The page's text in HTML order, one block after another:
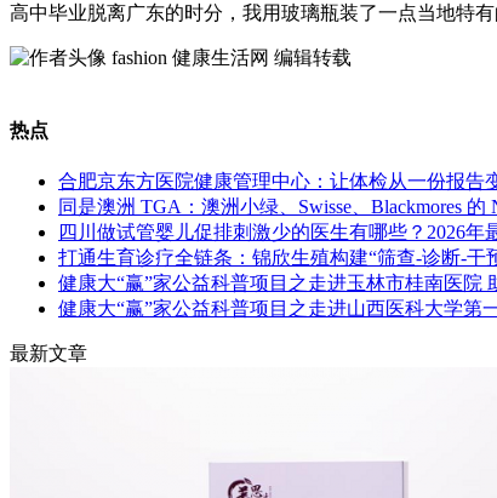
高中毕业脱离广东的时分，我用玻璃瓶装了一点当地特
fashion 健康生活网 编辑转载
热点
合肥京东方医院健康管理中心：让体检从一份报告
同是澳洲 TGA：澳洲小绿、Swisse、Blackmores
四川做试管婴儿促排刺激少的医生有哪些？2026年
打通生育诊疗全链条：锦欣生殖构建“筛查-诊断-干
健康大“赢”家公益科普项目之走进玉林市桂南医院
健康大“赢”家公益科普项目之走进山西医科大学第
最新文章